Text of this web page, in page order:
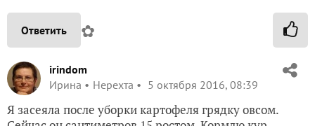
Ответить ✿
irindom
Ирина
Нерехта 5 октября 2016, 08:39
Я засеяла после уборки картофеля грядку овсом.